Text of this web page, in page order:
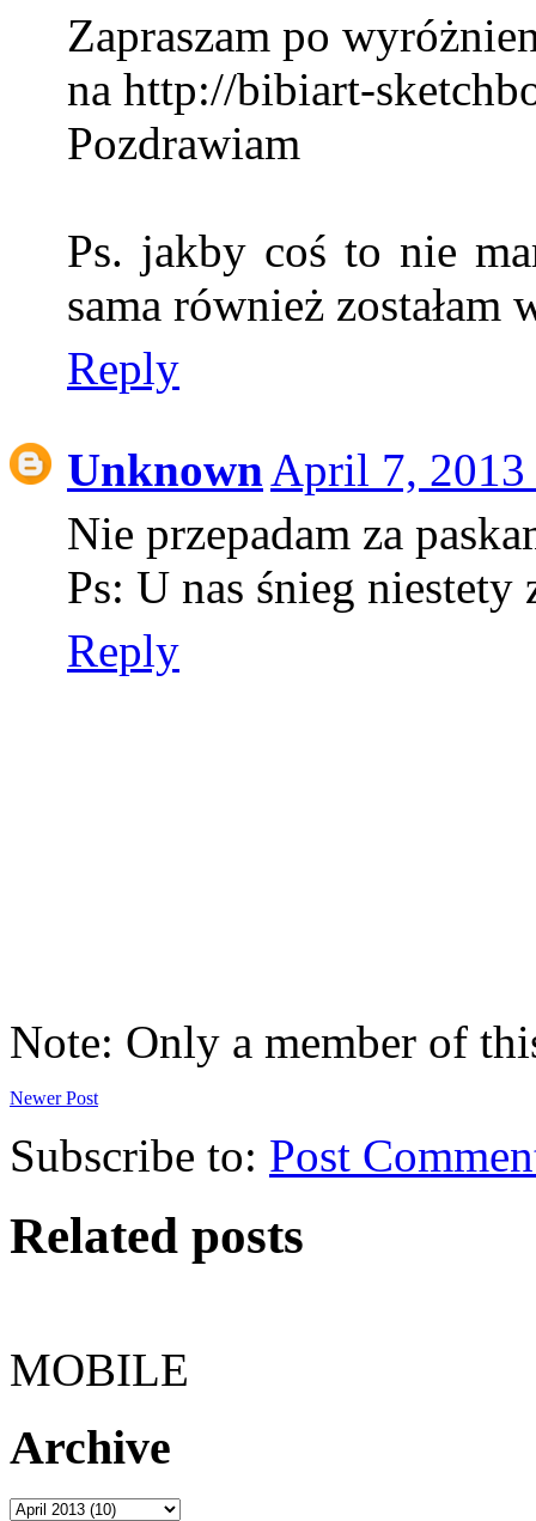
Zapraszam po
na http://bibiart-
Pozdrawiam
Ps. jakby coś to nie
sama również zostałam
Reply
UnknownApril 7, 2013
Nie przepadam za
Ps: U nas śnieg niestety
Reply
Note: Only a member of
Newer Post
Subscribe to: Post
Related posts
MOBILE
Archive